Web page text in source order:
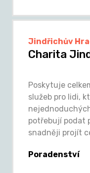
Jindřichův
Charita
Poskytuje
služeb pro lidi,
potřebují podat
snadněji projít
Poradenství